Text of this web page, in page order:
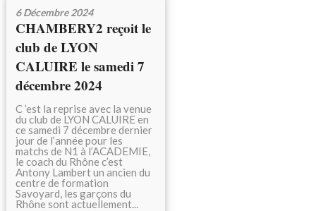
6 Décembre 2024
CHAMBERY2 reçoit le
club de LYON
CALUIRE le samedi 7
décembre 2024
C ’est la reprise avec la venue
du club de LYON CALUIRE en
ce samedi 7 décembre dernier
jour de l’année pour les
matchs de N1 à l’ACADEMIE,
le coach du Rhône c’est
Antony Lambert un ancien du
centre de formation
Savoyard, les garçons du
Rhône sont actuellement...